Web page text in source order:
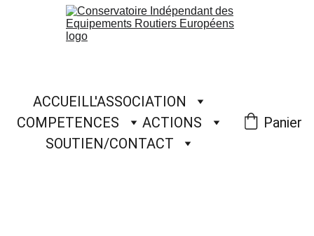
ACCUEILL'ASSOCIATION
COMPETENCES
ACTIONS
SOUTIEN/CONTACT
Panier